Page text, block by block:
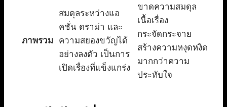
ภาพรวม
สมดุลระหว่างแอ
คชั่น ดราม่า และ
ความสยองขวัญได้
อย่างลงตัว เป็นการ
เปิดเรื่องที่แข็งแกร่ง
ขาดความสมดุล
เนื้อเรื่อง
กระจัดกระจาย
สร้างความหงุดหงิด
มากกว่าความ
ประทับใจ